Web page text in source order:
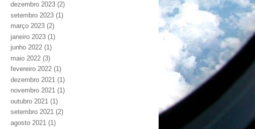
dezembro 2023 (2)
setembro 2023 (1)
março 2023 (2)
janeiro 2023 (1)
junho 2022 (1)
maio 2022 (3)
fevereiro 2022 (1)
dezembro 2021 (1)
novembro 2021 (1)
outubro 2021 (1)
setembro 2021 (2)
agosto 2021 (1)